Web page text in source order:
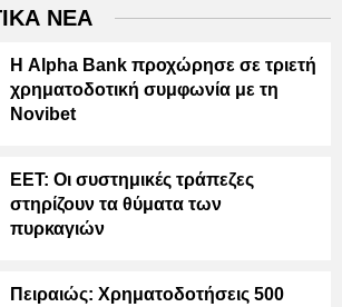
ΝΕΑ
Η Alpha Bank προχώρησε σε τριετή
χρηματοδοτική συμφωνία με τη
Novibet
ΕΕΤ: Οι συστημικές τράπεζες
στηρίζουν τα θύματα των
πυρκαγιών
Πειραιώς: Χρηματοδοτήσεις 500